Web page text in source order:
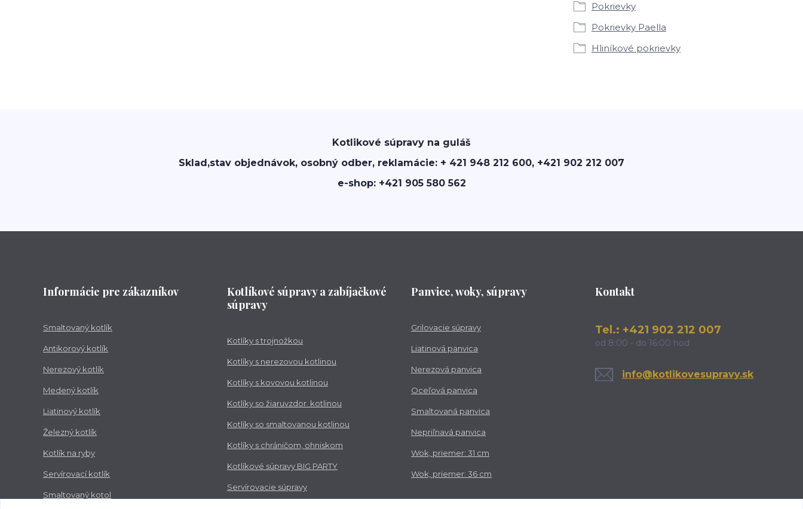
Pokrievky
Pokrievky Paella
Hliníkové pokrievky
Kotlikové súpravy na guláš
Sklad,stav objednávok, osobný odber, reklamácie: + 421 948 212 600, +421 902 212 007
e-shop: +421 905 580 562
Informácie pre zákazníkov
Smaltovaný kotlík
Antikorový kotlík
Nerezový kotlík
Medený kotlík
Liatinový kotlík
Železný kotlík
Kotlík na ryby
Servírovací kotlík
Smaltovaný kotol
Kotlíkové súpravy a zabíjačkové
súpravy
Kotlíky s trojnožkou
Kotlíky s nerezovou kotlinou
Kotlíky s kovovou kotlinou
Kotlíky so žiaruvzdor. kotlinou
Kotlíky so smaltovanou kotlinou
Kotlíky s chráničom, ohniskom
Kotlíkové súpravy BIG PARTY
Servírovacie súpravy
Panvice, woky, súpravy
Grilovacie súpravy
Liatinová panvica
Nerezová panvica
Oceľová panvica
Smaltovaná panvica
Nepriľnavá panvica
Wok, priemer: 31 cm
Wok, priemer: 36 cm
Kontakt
Tel.: +421 902 212 007
od 8:00 - do 16:00 hod
info@kotlikovesupravy.sk